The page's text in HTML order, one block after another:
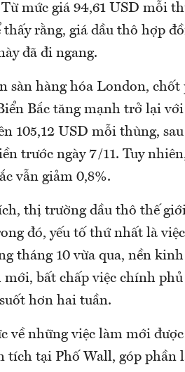
mức giá 94,61 USD mỗi
rằng, giá dầu thô hợp
đã đi ngang.
sàn hàng hóa London, chốt
Bắc tăng mạnh trở lại
105,12 USD mỗi thùng,
trước ngày 7/11. Tuy
vẫn giảm 0,8%.
thị trường dầu thô thế
đó, yếu tố thứ nhất là
tháng 10 vừa qua, nền
mới, bất chấp việc chính
hơn hai tuần.
về những việc làm mới
tích tại Phố Wall, góp